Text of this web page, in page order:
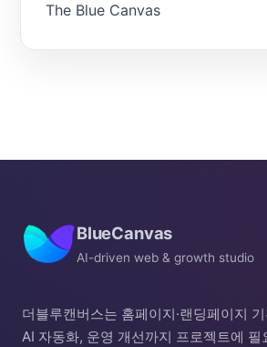
The Blue Canvas
BlueCanvas
AI-driven web & growth studio
더블루캔버스는 홈페이지·랜딩페이지
AI 자동화, 운영 개선까지 프로젝트에 필